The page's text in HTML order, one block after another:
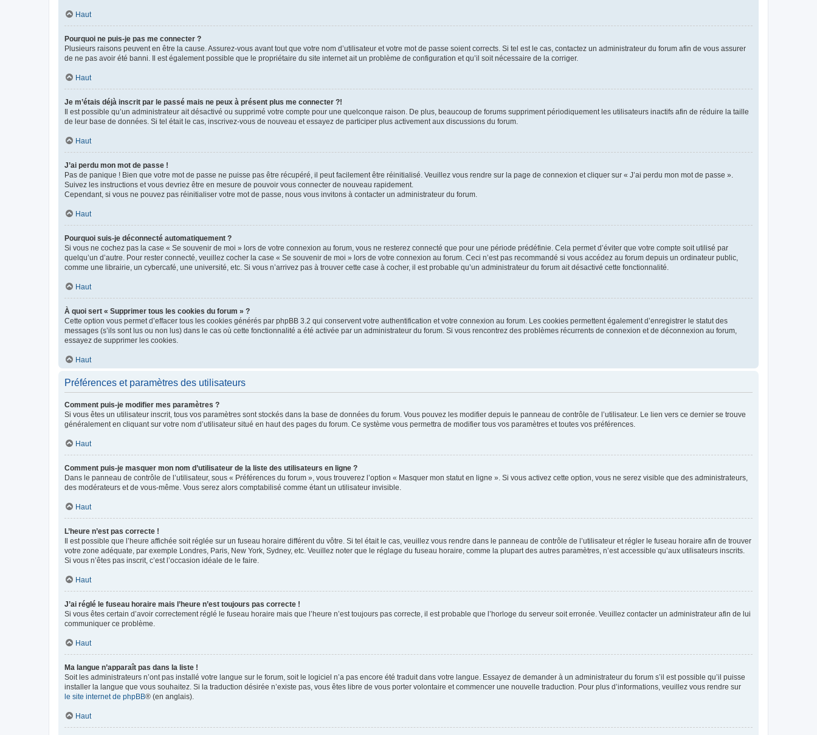
Haut
Pourquoi ne puis-je pas me connecter ?
Plusieurs raisons peuvent en être la cause. Assurez-vous avant tout que votre nom d’utilisateur et votre mot de passe soient corrects. Si tel est le cas, contactez un administrateur du forum afin de vous assurer
de ne pas avoir été banni. Il est également possible que le propriétaire du site internet ait un problème de configuration et qu’il soit nécessaire de la corriger.
Haut
Je m’étais déjà inscrit par le passé mais ne peux à présent plus me connecter ?!
Il est possible qu’un administrateur ait désactivé ou supprimé votre compte pour une quelconque raison. De plus, beaucoup de forums suppriment périodiquement les utilisateurs inactifs afin de réduire la taille
de leur base de données. Si tel était le cas, inscrivez-vous de nouveau et essayez de participer plus activement aux discussions du forum.
Haut
J’ai perdu mon mot de passe !
Pas de panique ! Bien que votre mot de passe ne puisse pas être récupéré, il peut facilement être réinitialisé. Veuillez vous rendre sur la page de connexion et cliquer sur « J’ai perdu mon mot de passe ».
Suivez les instructions et vous devriez être en mesure de pouvoir vous connecter de nouveau rapidement.
Cependant, si vous ne pouvez pas réinitialiser votre mot de passe, nous vous invitons à contacter un administrateur du forum.
Haut
Pourquoi suis-je déconnecté automatiquement ?
Si vous ne cochez pas la case « Se souvenir de moi » lors de votre connexion au forum, vous ne resterez connecté que pour une période prédéfinie. Cela permet d’éviter que votre compte soit utilisé par
quelqu’un d’autre. Pour rester connecté, veuillez cocher la case « Se souvenir de moi » lors de votre connexion au forum. Ceci n’est pas recommandé si vous accédez au forum depuis un ordinateur public,
comme une librairie, un cybercafé, une université, etc. Si vous n’arrivez pas à trouver cette case à cocher, il est probable qu’un administrateur du forum ait désactivé cette fonctionnalité.
Haut
À quoi sert « Supprimer tous les cookies du forum » ?
Cette option vous permet d’effacer tous les cookies générés par phpBB 3.2 qui conservent votre authentification et votre connexion au forum. Les cookies permettent également d’enregistrer le statut des
messages (s’ils sont lus ou non lus) dans le cas où cette fonctionnalité a été activée par un administrateur du forum. Si vous rencontrez des problèmes récurrents de connexion et de déconnexion au forum,
essayez de supprimer les cookies.
Haut
Préférences et paramètres des utilisateurs
Comment puis-je modifier mes paramètres ?
Si vous êtes un utilisateur inscrit, tous vos paramètres sont stockés dans la base de données du forum. Vous pouvez les modifier depuis le panneau de contrôle de l’utilisateur. Le lien vers ce dernier se trouve
généralement en cliquant sur votre nom d’utilisateur situé en haut des pages du forum. Ce système vous permettra de modifier tous vos paramètres et toutes vos préférences.
Haut
Comment puis-je masquer mon nom d’utilisateur de la liste des utilisateurs en ligne ?
Dans le panneau de contrôle de l’utilisateur, sous « Préférences du forum », vous trouverez l’option « Masquer mon statut en ligne ». Si vous activez cette option, vous ne serez visible que des administrateurs,
des modérateurs et de vous-même. Vous serez alors comptabilisé comme étant un utilisateur invisible.
Haut
L’heure n’est pas correcte !
Il est possible que l’heure affichée soit réglée sur un fuseau horaire différent du vôtre. Si tel était le cas, veuillez vous rendre dans le panneau de contrôle de l’utilisateur et régler le fuseau horaire afin de trouver
votre zone adéquate, par exemple Londres, Paris, New York, Sydney, etc. Veuillez noter que le réglage du fuseau horaire, comme la plupart des autres paramètres, n’est accessible qu’aux utilisateurs inscrits.
Si vous n’êtes pas inscrit, c’est l’occasion idéale de le faire.
Haut
J’ai réglé le fuseau horaire mais l’heure n’est toujours pas correcte !
Si vous êtes certain d’avoir correctement réglé le fuseau horaire mais que l’heure n’est toujours pas correcte, il est probable que l’horloge du serveur soit erronée. Veuillez contacter un administrateur afin de lui
communiquer ce problème.
Haut
Ma langue n’apparaît pas dans la liste !
Soit les administrateurs n’ont pas installé votre langue sur le forum, soit le logiciel n’a pas encore été traduit dans votre langue. Essayez de demander à un administrateur du forum s’il est possible qu’il puisse
installer la langue que vous souhaitez. Si la traduction désirée n’existe pas, vous êtes libre de vous porter volontaire et commencer une nouvelle traduction. Pour plus d’informations, veuillez vous rendre sur
le site internet de phpBB® (en anglais).
Haut